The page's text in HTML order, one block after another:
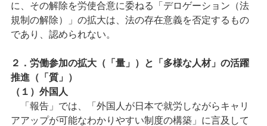
に、その解除を労使合意に委ねる「デロゲーション（法
規制の解除）」の拡大は、法の存在意義を否定するもの
であり、認められない。
２．労働参加の拡大（「量」）と「多様な人材」の活躍
推進（「質」）
（１）外国人
「報告」では、「外国人が日本で就労しながらキャリ
アアップが可能なわかりやすい制度の構築」に言及して